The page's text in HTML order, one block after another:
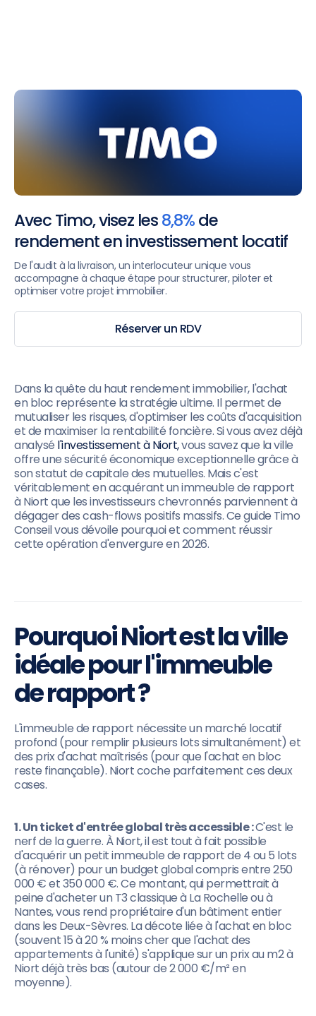
Dans la quête du haut rendement immobilier, l'achat
en bloc représente la stratégie ultime. Il permet de
mutualiser les risques, d'optimiser les coûts d'acquisition
et de maximiser la rentabilité foncière. Si vous avez déjà
analysé l'investissement à Niort,vous savez que la ville
offre une sécurité économique exceptionnelle grâce à
son statut de capitale des mutuelles. Mais c'est
véritablement en acquérant un immeuble de rapport
à Niort que les investisseurs chevronnés parviennent à
dégager des cash-flows positifs massifs. Ce guide Timo
Conseil vous dévoile pourquoi et comment réussir
cette opération d'envergure en 2026.
Pourquoi Niort est la ville
idéale pour l'immeuble
de rapport ?
L'immeuble de rapport nécessite un marché locatif
profond (pour remplir plusieurs lots simultanément) et
des prix d'achat maîtrisés (pour que l'achat en bloc
reste finançable). Niort coche parfaitement ces deux
cases.
1. Un ticket d'entrée global très accessible :C'est le
nerf de la guerre. À Niort, il est tout à fait possible
d'acquérir un petit immeuble de rapport de 4 ou 5 lots
(à rénover) pour un budget global compris entre 250
000 € et 350 000 €. Ce montant, qui permettrait à
peine d'acheter un T3 classique à La Rochelle ou à
Nantes, vous rend propriétaire d'un bâtiment entier
dans les Deux-Sèvres. La décote liée à l'achat en bloc
(souvent 15 à 20 % moins cher que l'achat des
appartements à l'unité) s'applique sur un prix au m2 à
Niort déjà très bas (autour de 2 000 €/m² en
moyenne).
Avec Timo, visez les8,8%de
rendement en investissement locatif
De l'audit à la livraison, un interlocuteur unique vous
accompagne à chaque étape pour structurer, piloter et
optimiser votre projet immobilier.
Réserver un RDV